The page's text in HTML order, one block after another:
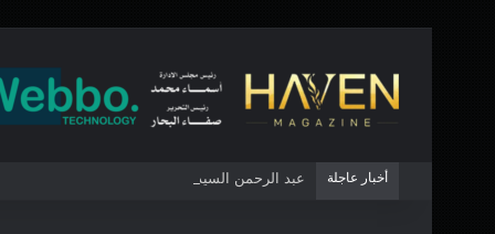
أخبار عاجلة عبد الرحمن السيد .. هل يصنع تحولًا تاريخياً في